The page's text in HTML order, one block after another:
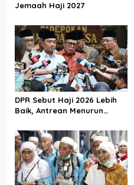
Jemaah Haji 2027
DPR Sebut Haji 2026 Lebih
Baik, Antrean Menurun